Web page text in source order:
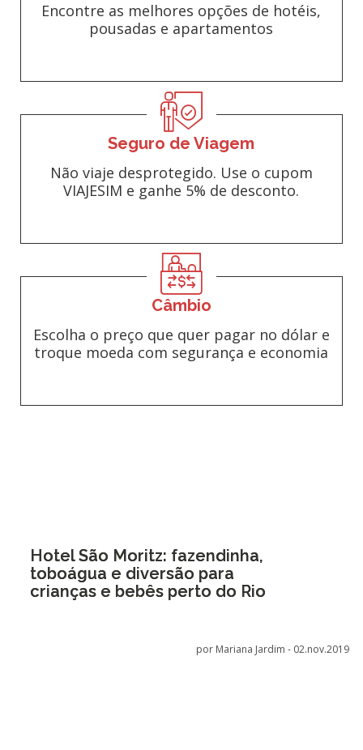
Encontre as melhores opções de hotéis,
pousadas e apartamentos
Seguro de Viagem
Não viaje desprotegido. Use o cupom
VIAJESIM e ganhe 5% de desconto.
Câmbio
Escolha o preço que quer pagar no dólar e
troque moeda com segurança e economia
Hotel São Moritz: fazendinha,
toboágua e diversão para
crianças e bebês perto do Rio
por Mariana Jardim - 02.nov.2019